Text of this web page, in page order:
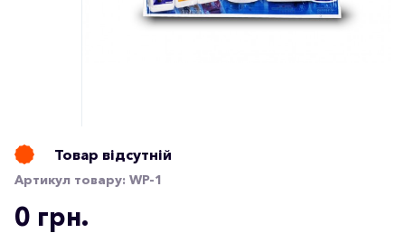
Товар відсутній
Артикул товару: WP-1
0 грн.